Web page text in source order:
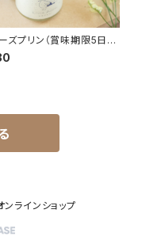
ズプリン（賞味期限5日
ラインショップ